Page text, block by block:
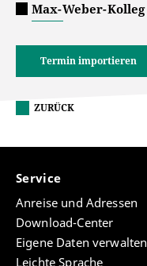
Max-Weber-Kolleg
Termin importieren
ZURÜCK
Service
Anreise und Adressen
Download-Center
Eigene Daten verwalten
Leichte Sprache